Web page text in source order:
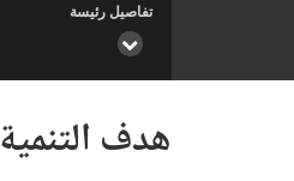
تفاصيل رئيسة
هدف التنمية